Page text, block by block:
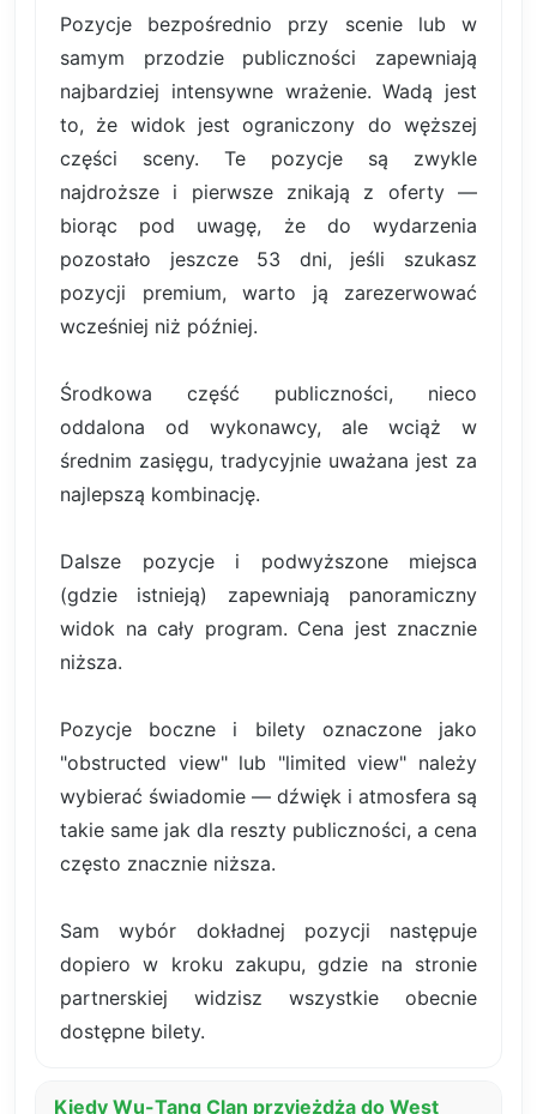
Pozycje bezpośrednio przy scenie lub w
samym przodzie publiczności zapewniają
najbardziej intensywne wrażenie. Wadą jest
to, że widok jest ograniczony do węższej
części sceny. Te pozycje są zwykle
najdroższe i pierwsze znikają z oferty —
biorąc pod uwagę, że do wydarzenia
pozostało jeszcze 53 dni, jeśli szukasz
pozycji premium, warto ją zarezerwować
wcześniej niż później.
Środkowa część publiczności, nieco
oddalona od wykonawcy, ale wciąż w
średnim zasięgu, tradycyjnie uważana jest za
najlepszą kombinację.
Dalsze pozycje i podwyższone miejsca
(gdzie istnieją) zapewniają panoramiczny
widok na cały program. Cena jest znacznie
niższa.
Pozycje boczne i bilety oznaczone jako
"obstructed view" lub "limited view" należy
wybierać świadomie — dźwięk i atmosfera są
takie same jak dla reszty publiczności, a cena
często znacznie niższa.
Sam wybór dokładnej pozycji następuje
dopiero w kroku zakupu, gdzie na stronie
partnerskiej widzisz wszystkie obecnie
dostępne bilety.
Kiedy Wu-Tang Clan przyjeżdża do West